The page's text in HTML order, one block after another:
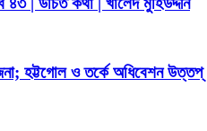
হট্টগোল ও তর্কে অধিবেশন উত্তপ্